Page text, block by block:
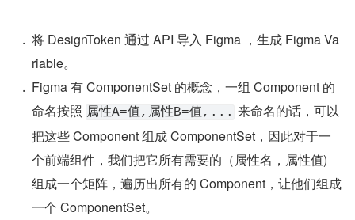
将 DesignToken 通过 API 导入 Figma ，生成 Figma Va
riable。
Figma 有 ComponentSet 的概念，一组 Component 的
命名按照 属性A=值,属性B=值,... 来命名的话，可以
把这些 Component 组成 ComponentSet，因此对于一
个前端组件，我们把它所有需要的（属性名，属性值)
组成一个矩阵，遍历出所有的 Component，让他们组成
一个 ComponentSet。